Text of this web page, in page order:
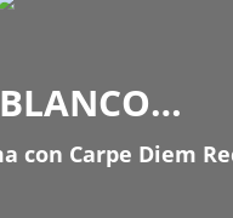
con Carpe Diem